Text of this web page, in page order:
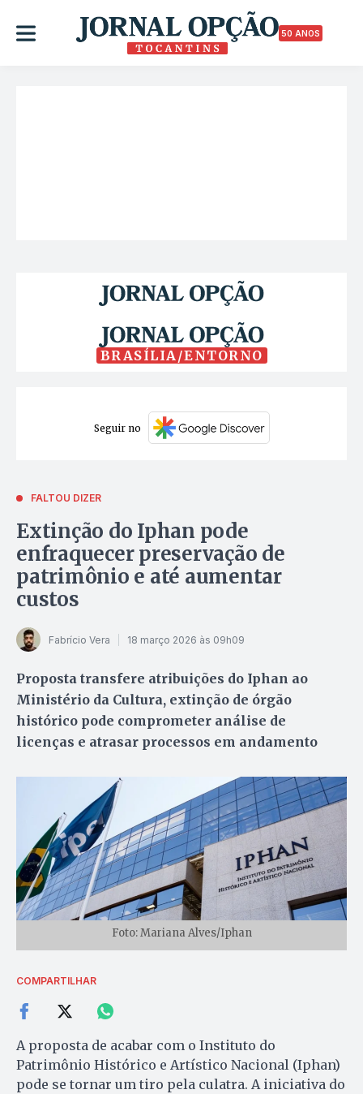
50 ANOS
BRASÍLIA/ENTORNO
Seguir no
FALTOU DIZER
Extinção do Iphan pode
enfraquecer preservação de
patrimônio e até aumentar
custos
Fabrício Vera 18 março 2026 às 09h09
Proposta transfere atribuições do Iphan ao
Ministério da Cultura, extinção de órgão
histórico pode comprometer análise de
licenças e atrasar processos em andamento
Foto: Mariana Alves/Iphan
COMPARTILHAR
A proposta de acabar com o Instituto do
Patrimônio Histórico e Artístico Nacional (Iphan)
pode se tornar um tiro pela culatra. A iniciativa do